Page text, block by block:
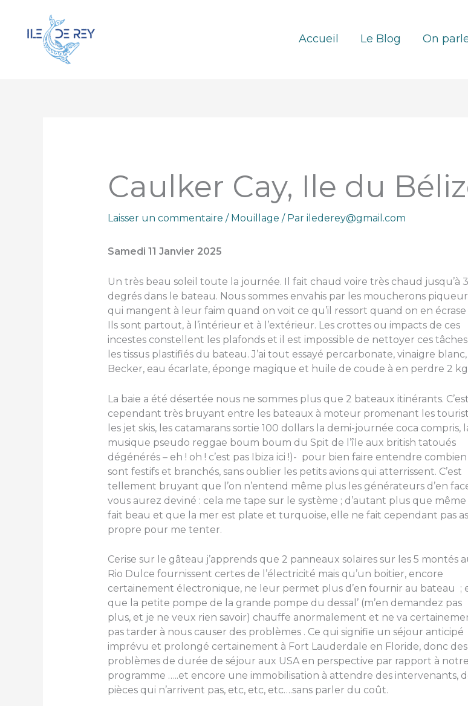
contenu
Accueil Le Blog On
Caulker Cay, Ile du
Laisser un commentaire / Mouillage / Par ilederey@gmail.com
Samedi 11 Janvier 2025
Un très beau soleil toute la journée. Il fait chaud voire très chaud jusqu’à
degrés dans le bateau. Nous sommes envahis par les moucherons
qui mangent à leur faim quand on voit ce qu’il ressort quand on en écrase
Ils sont partout, à l’intérieur et à l’extérieur. Les crottes ou impacts de ces
incestes constellent les plafonds et il est impossible de nettoyer ces
les tissus plastifiés du bateau. J’ai tout essayé percarbonate, vinaigre
Becker, eau écarlate, éponge magique et huile de coude à en perdre 2
La baie a été désertée nous ne sommes plus que 2 bateaux itinérants. C’est
cependant très bruyant entre les bateaux à moteur promenant les
les jet skis, les catamarans sortie 100 dollars la demi-journée coca compris,
musique pseudo reggae boum boum du Spit de l’île aux british tatoués
dégénérés – eh ! oh ! c’est pas Ibiza ici !)- pour bien faire entendre combien
sont festifs et branchés, sans oublier les petits avions qui atterrissent. C’est
tellement bruyant que l’on n’entend même plus les générateurs d’en
vous aurez deviné : cela me tape sur le système ; d’autant plus que même
fait beau et que la mer est plate et turquoise, elle ne fait cependant pas
propre pour me tenter.
Cerise sur le gâteau j’apprends que 2 panneaux solaires sur les 5 montés
Rio Dulce fournissent certes de l’électricité mais qu’un boitier, encore
certainement électronique, ne leur permet plus d’en fournir au bateau ;
que la petite pompe de la grande pompe du dessal’ (m’en demandez pas
plus, et je ne veux rien savoir) chauffe anormalement et ne va
pas tarder à nous causer des problèmes . Ce qui signifie un séjour anticipé
imprévu et prolongé certainement à Fort Lauderdale en Floride, donc des
problèmes de durée de séjour aux USA en perspective par rapport à notre
programme …..et encore une immobilisation à attendre des intervenants,
pièces qui n’arrivent pas, etc, etc, etc….sans parler du coût.